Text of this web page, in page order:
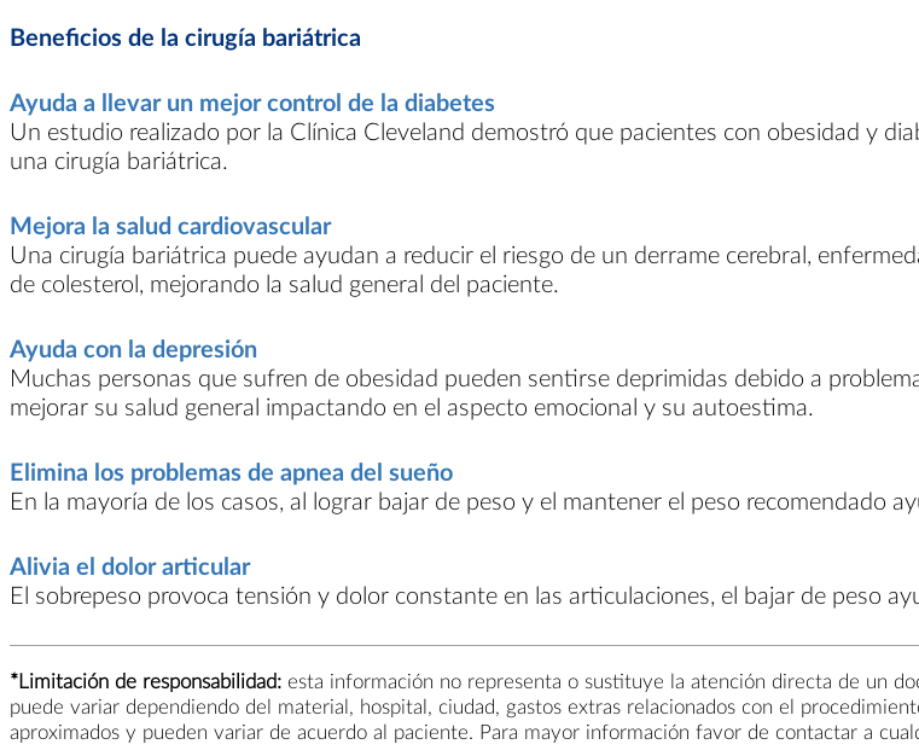
Beneficios de la cirugía bariátrica
Ayuda a llevar un mejor control de la diabetes
Un estudio realizado por la Clínica Cleveland demostró que pacientes con obesidad y
una cirugía bariátrica.
Mejora la salud cardiovascular
Una cirugía bariátrica puede ayudan a reducir el riesgo de un derrame cerebral,
de colesterol, mejorando la salud general del paciente.
Ayuda con la depresión
Muchas personas que sufren de obesidad pueden sentirse deprimidas debido a
mejorar su salud general impactando en el aspecto emocional y su autoestima.
Elimina los problemas de apnea del sueño
En la mayoría de los casos, al lograr bajar de peso y el mantener el peso recomendado
Alivia el dolor articular
El sobrepeso provoca tensión y dolor constante en las articulaciones, el bajar de peso
*Limitación de responsabilidad: esta información no representa o sustituye la atención directa de un
puede variar dependiendo del material, hospital, ciudad, gastos extras relacionados con el
aproximados y pueden variar de acuerdo al paciente. Para mayor información favor de contactar a